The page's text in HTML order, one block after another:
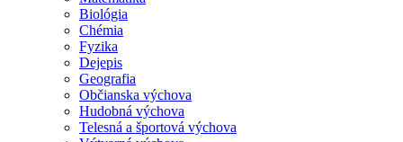
Biológia
Chémia
Fyzika
Dejepis
Geografia
Občianska výchova
Hudobná výchova
Telesná a športová výchova